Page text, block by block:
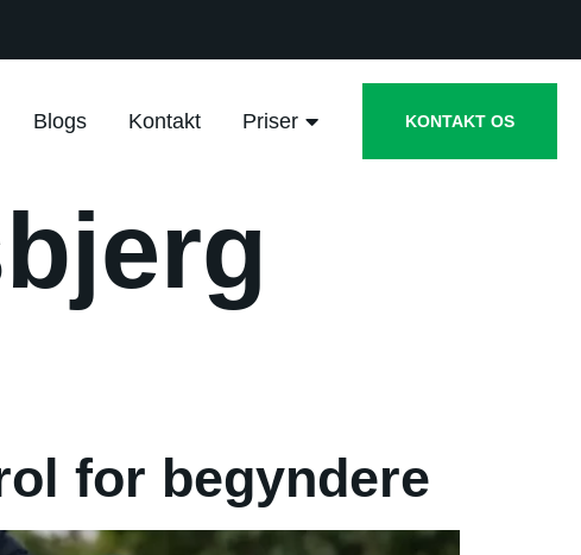
Blogs Kontakt Priser KONTAKT OS
for begyndere